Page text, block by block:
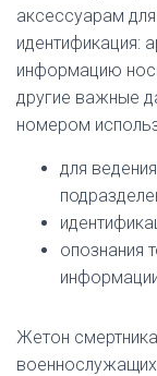
аксессуарам
идентификация:
информацию
другие важные
номером
для
опознания
Жетон